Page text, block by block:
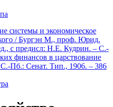
системы и экономическое
/ Бургэн М., проф. Юрид.
с предисл: Н.Е. Кудрин. – С.-
финансов в царствование
Пб.: Сенат. Тип., 1906. – 386